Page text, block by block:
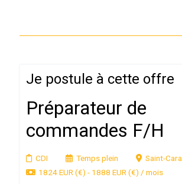
Je postule à cette offre
Préparateur de
commandes F/H
CDI Temps plein
Saint-
1824 EUR (€) - 1888 EUR (€) / mois